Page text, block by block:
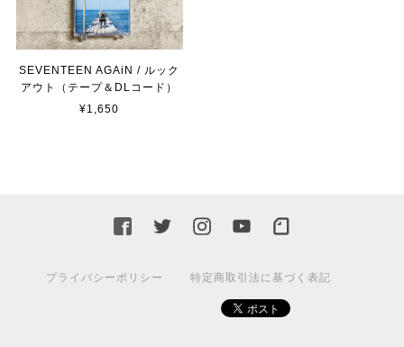
SEVENTEEN AGAiN / ルック
アウト（テープ＆DLコード）
¥1,650
プライバシーポリシー 特定商取引法に基づく表記